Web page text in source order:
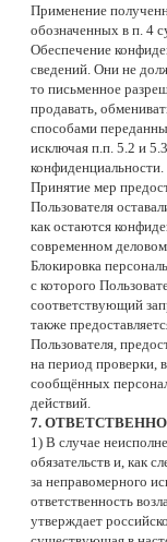
Применение
обозначенных в п. 4
Обеспечение
сведений. Они не
то письменное
продавать,
способами
исключая п.п. 5.2 и
конфиденциальности.
Принятие мер
Пользователя
как остаются
современном
Блокировка
с которого
соответствующий
также
Пользователя,
на период проверки,
сообщённых
действий.
7.
1) В случае
обязательств и, как
за неправомерного
ответственность
утверждает